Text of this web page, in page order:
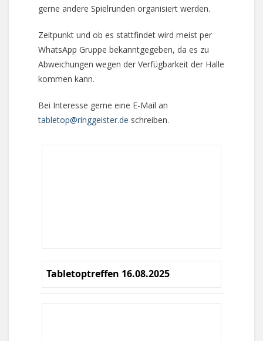
gerne andere Spielrunden organisiert werden.
Zeitpunkt und ob es stattfindet wird meist per
WhatsApp Gruppe bekanntgegeben, da es zu
Abweichungen wegen der Verfügbarkeit der Halle
kommen kann.
Bei Interesse gerne eine E-Mail an
tabletop@ringgeister.de schreiben.
Tabletoptreffen 16.08.2025